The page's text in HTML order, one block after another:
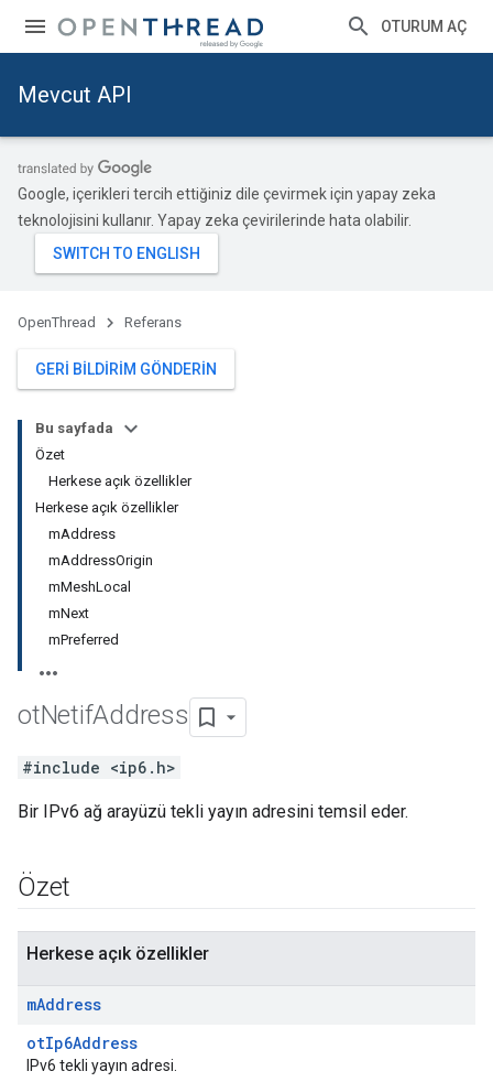
OTURUM AÇ
Mevcut API
Google, içerikleri tercih ettiğiniz dile çevirmek için yapay zeka
teknolojisini kullanır. Yapay zeka çevirilerinde hata olabilir.
OpenThread Referans
GERI BILDIRIM GÖNDERIN
Bu sayfada
Özet
Herkese açık özellikler
Herkese açık özellikler
mAddress
mAddressOrigin
mMeshLocal
mNext
mPreferred
otNetifAddress
#include <ip6.h>
Bir IPv6 ağ arayüzü tekli yayın adresini temsil eder.
Özet
Herkese açık özellikler
mAddress
otIp6Address
IPv6 tekli yayın adresi.